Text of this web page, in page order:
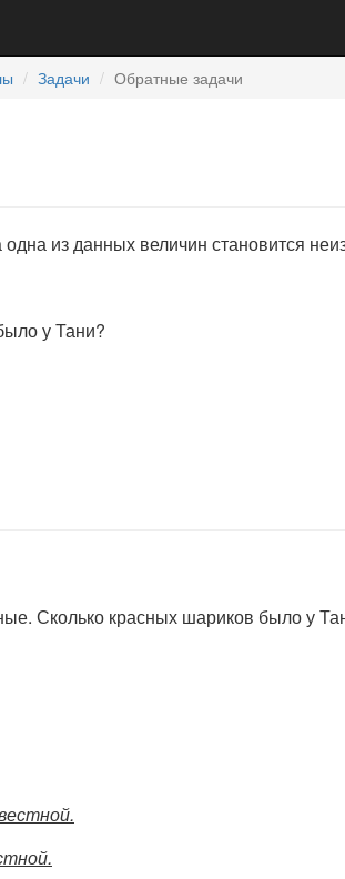
Задачи Обратные задачи
из данных величин становится
у Тани?
Сколько красных шариков было у